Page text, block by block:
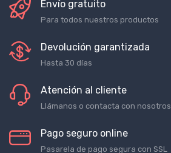
Envío gratuito
Para todos nuestros productos
Devolución garantizada
Hasta 30 días
Atención al cliente
Llámanos o contacta con nosotros
Pago seguro online